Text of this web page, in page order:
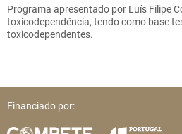
Programa apresentado por Luís Filipe
toxicodependência, tendo como base
toxicodependentes.
Financiado por: